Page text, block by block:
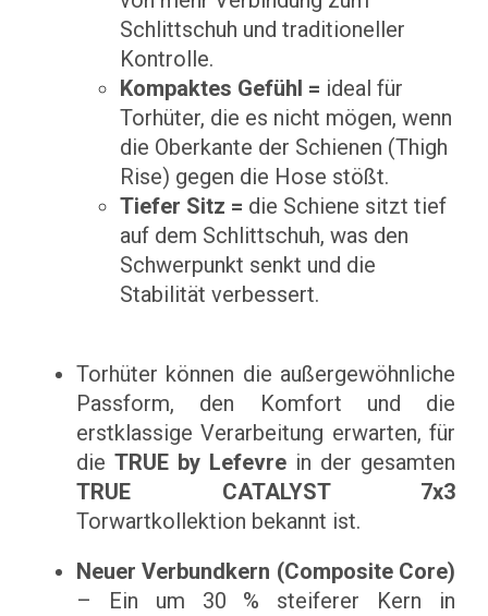
Schlittschuh und traditioneller
Kontrolle.
Kompaktes Gefühl = ideal für
Torhüter, die es nicht mögen, wenn
die Oberkante der Schienen (Thigh
Rise) gegen die Hose stößt.
Tiefer Sitz = die Schiene sitzt tief
auf dem Schlittschuh, was den
Schwerpunkt senkt und die
Stabilität verbessert.
Torhüter können die außergewöhnliche
Passform, den Komfort und die
erstklassige Verarbeitung erwarten, für
die TRUE by Lefevre in der gesamten
TRUE CATALYST 7x3
Torwartkollektion bekannt ist.
Neuer Verbundkern (Composite Core)
– Ein um 30 % steiferer Kern in